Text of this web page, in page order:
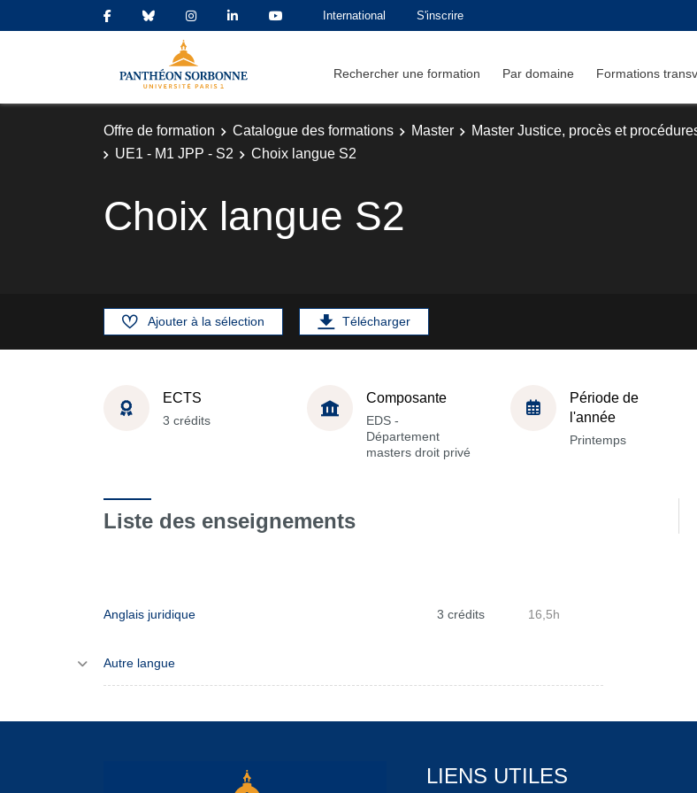
International S'inscrire
Rechercher une formation Par domaine Formations
Offre de formation Catalogue des formations Master Master Justice, procès et
UE1 - M1 JPP - S2
Choix langue S2
Choix langue S2
Ajouter à la sélection Télécharger
ECTS
3 crédits
Composante
EDS -
Département
masters droit privé
Période de
l'année
Printemps
Liste des enseignements
Anglais juridique 3 crédits 16,5h
Autre langue
LIENS UTILES